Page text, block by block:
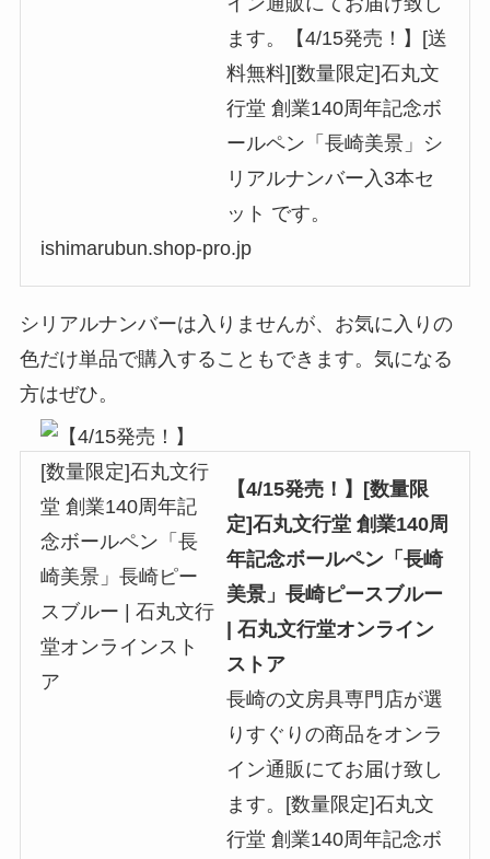
ます。【4/15発売！】[送
料無料][数量限定]石丸文
行堂 創業140周年記念ボ
ールペン「長崎美景」シ
リアルナンバー入3本セ
ット です。
ishimarubun.shop-pro.jp
シリアルナンバーは入りませんが、お気に入りの
色だけ単品で購入することもできます。気になる
方はぜひ。
【4/15発売！】[数量限
定]石丸文行堂 創業140周
年記念ボールペン「長崎
美景」長崎ピースブルー
| 石丸文行堂オンライン
ストア
長崎の文房具専門店が選
りすぐりの商品をオンラ
イン通販にてお届け致し
ます。[数量限定]石丸文
行堂 創業140周年記念ボ